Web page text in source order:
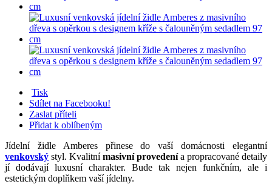
Tisk
Sdílet na Facebooku!
Zaslat příteli
Přidat k oblíbeným
Jídelní židle Amberes přinese do vaší domácnosti elegantní
venkovský styl. Kvalitnímasivní provedenía propracované detaily
jí dodávají luxusní charakter. Bude tak nejen funkčním, ale i
estetickým doplňkem vaší jídelny.